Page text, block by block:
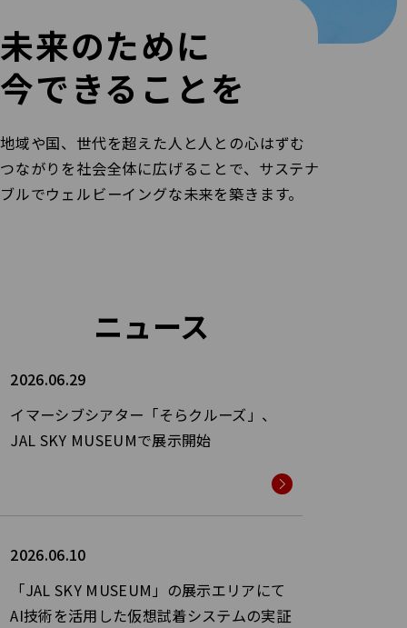
未来のために
今できることを
地域や国、世代を超えた人と人との心はずむ
つながりを社会全体に広げることで、サステナ
ブルでウェルビーイングな未来を築きます。
ニュース
2026.06.29
イマーシブシアター「そらクルーズ」、
JAL SKY MUSEUMで展示開始
2026.06.10
「JAL SKY MUSEUM」の展示エリアにて
AI技術を活用した仮想試着システムの実証